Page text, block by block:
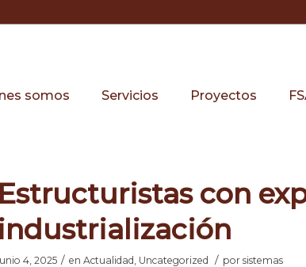
somos Servicios Proyectos
con
4, 2025 / en Actualidad , Uncategorized / por sistemas